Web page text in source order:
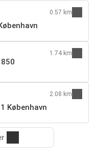
0.57 km
1.74 km
København
2.08 km